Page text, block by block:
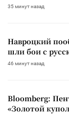
35 минут назад
Навроцкий
шли бои с
46 минут назад
Bloomberg:
«Золотой